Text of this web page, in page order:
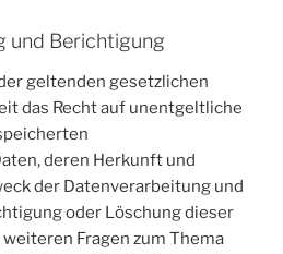
und Berichtigung
geltenden gesetzlichen
das Recht auf unentgeltliche
deren Herkunft und
der Datenverarbeitung und
oder Löschung dieser
weiteren Fragen zum Thema